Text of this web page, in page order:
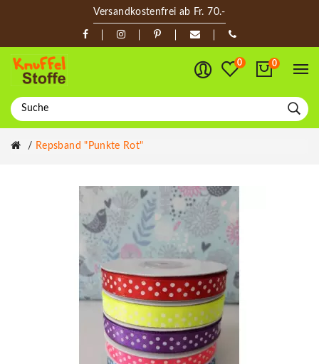
Versandkostenfrei ab Fr. 70.-
0 0
Repsband "Punkte Rot"